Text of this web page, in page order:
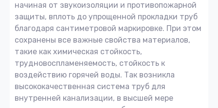
начиная от звукоизоляции и противопожарной
защиты, вплоть до упрощенной прокладки труб
благодаря сантиметровой маркировке. При этом
сохранены все важные свойства материалов,
такие как химическая стойкость,
трудновоспламеняемость, стойкость к
воздействию горячей воды. Так возникла
высококачественная система труб для
внутренней канализации, в высшей мере